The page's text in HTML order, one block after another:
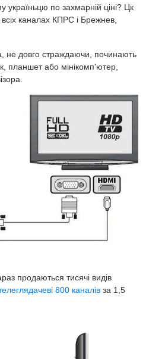
україньцю по захмарній ціні? Цк
каналах КПРС і Брежнев,
не довго страждаючи, починають
планшет або мінікомп'ютер,
продаються тисячі видів
800 каналів за 1,5